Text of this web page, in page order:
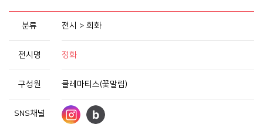
분류 전시 > 회화
전시명 정화
구성원 클레마티스(꽃말림)
SNS채널